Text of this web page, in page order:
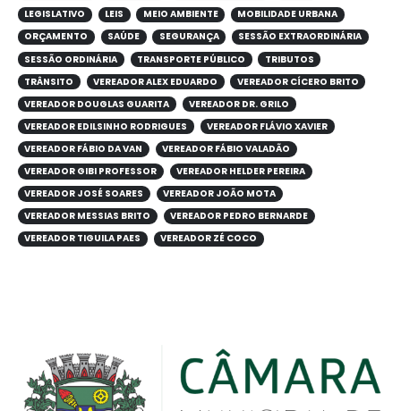
LEGISLATIVO
LEIS MEIO AMBIENTE
MOBILIDADE URBANA
ORÇAMENTO
SAÚDE SEGURANÇA
SESSÃO EXTRAORDINÁRIA
SESSÃO ORDINÁRIA
TRANSPORTE PÚBLICO
TRIBUTOS
TRÂNSITO
VEREADOR ALEX EDUARDO
VEREADOR CÍCERO BRITO
VEREADOR DOUGLAS GUARITA
VEREADOR DR. GRILO
VEREADOR EDILSINHO RODRIGUES
VEREADOR FLÁVIO XAVIER
VEREADOR FÁBIO DA VAN
VEREADOR FÁBIO VALADÃO
VEREADOR GIBI PROFESSOR
VEREADOR HELDER PEREIRA
VEREADOR JOSÉ SOARES
VEREADOR JOÃO MOTA
VEREADOR MESSIAS BRITO
VEREADOR PEDRO BERNARDE
VEREADOR TIGUILA PAES
VEREADOR ZÉ COCO